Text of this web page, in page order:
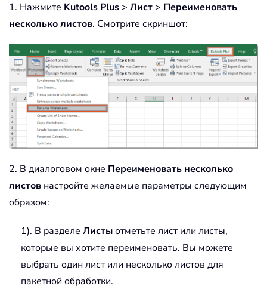
1. Нажмите Kutools Plus > Лист > Переименовать
несколько листов. Смотрите скриншот:
2. В диалоговом окне Переименовать несколько
листов настройте желаемые параметры следующим
образом:
1). В разделе Листыотметьте лист или листы,
которые вы хотите переименовать. Вы можете
выбрать один лист или несколько листов для
пакетной обработки.